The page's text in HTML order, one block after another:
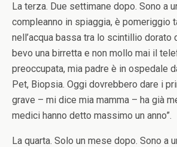
La terza. Due settimane dopo. Sono a
compleanno in spiaggia, è pomeriggio
nell’acqua bassa tra lo scintillio dorato
bevo una birretta e non mollo mai il
preoccupata, mia padre è in ospedale
Pet, Biopsia. Oggi dovrebbero dare i
grave – mi dice mia mamma – ha già
medici hanno detto massimo un anno”.
La quarta. Solo un mese dopo. Sono a